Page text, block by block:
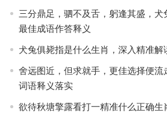
三分鼎足，驷不及舌，躬逢其盛，犬
最佳成语作答释义
犬兔俱毙指是什么生肖，深入精准解
舍远图近，但求就手，更佳选择便流
词语释义落实
欲待秋塘擎露看打一精准什么正确生